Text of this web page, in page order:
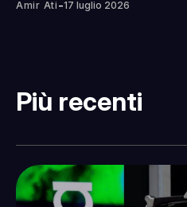
Amir Ati -17 luglio 2026
Più recenti